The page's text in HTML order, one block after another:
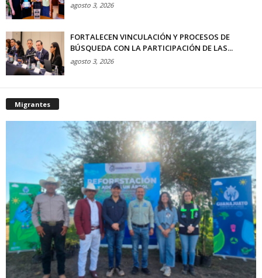
agosto 3, 2026
FORTALECEN VINCULACIÓN Y PROCESOS DE
BÚSQUEDA CON LA PARTICIPACIÓN DE LAS...
agosto 3, 2026
Migrantes